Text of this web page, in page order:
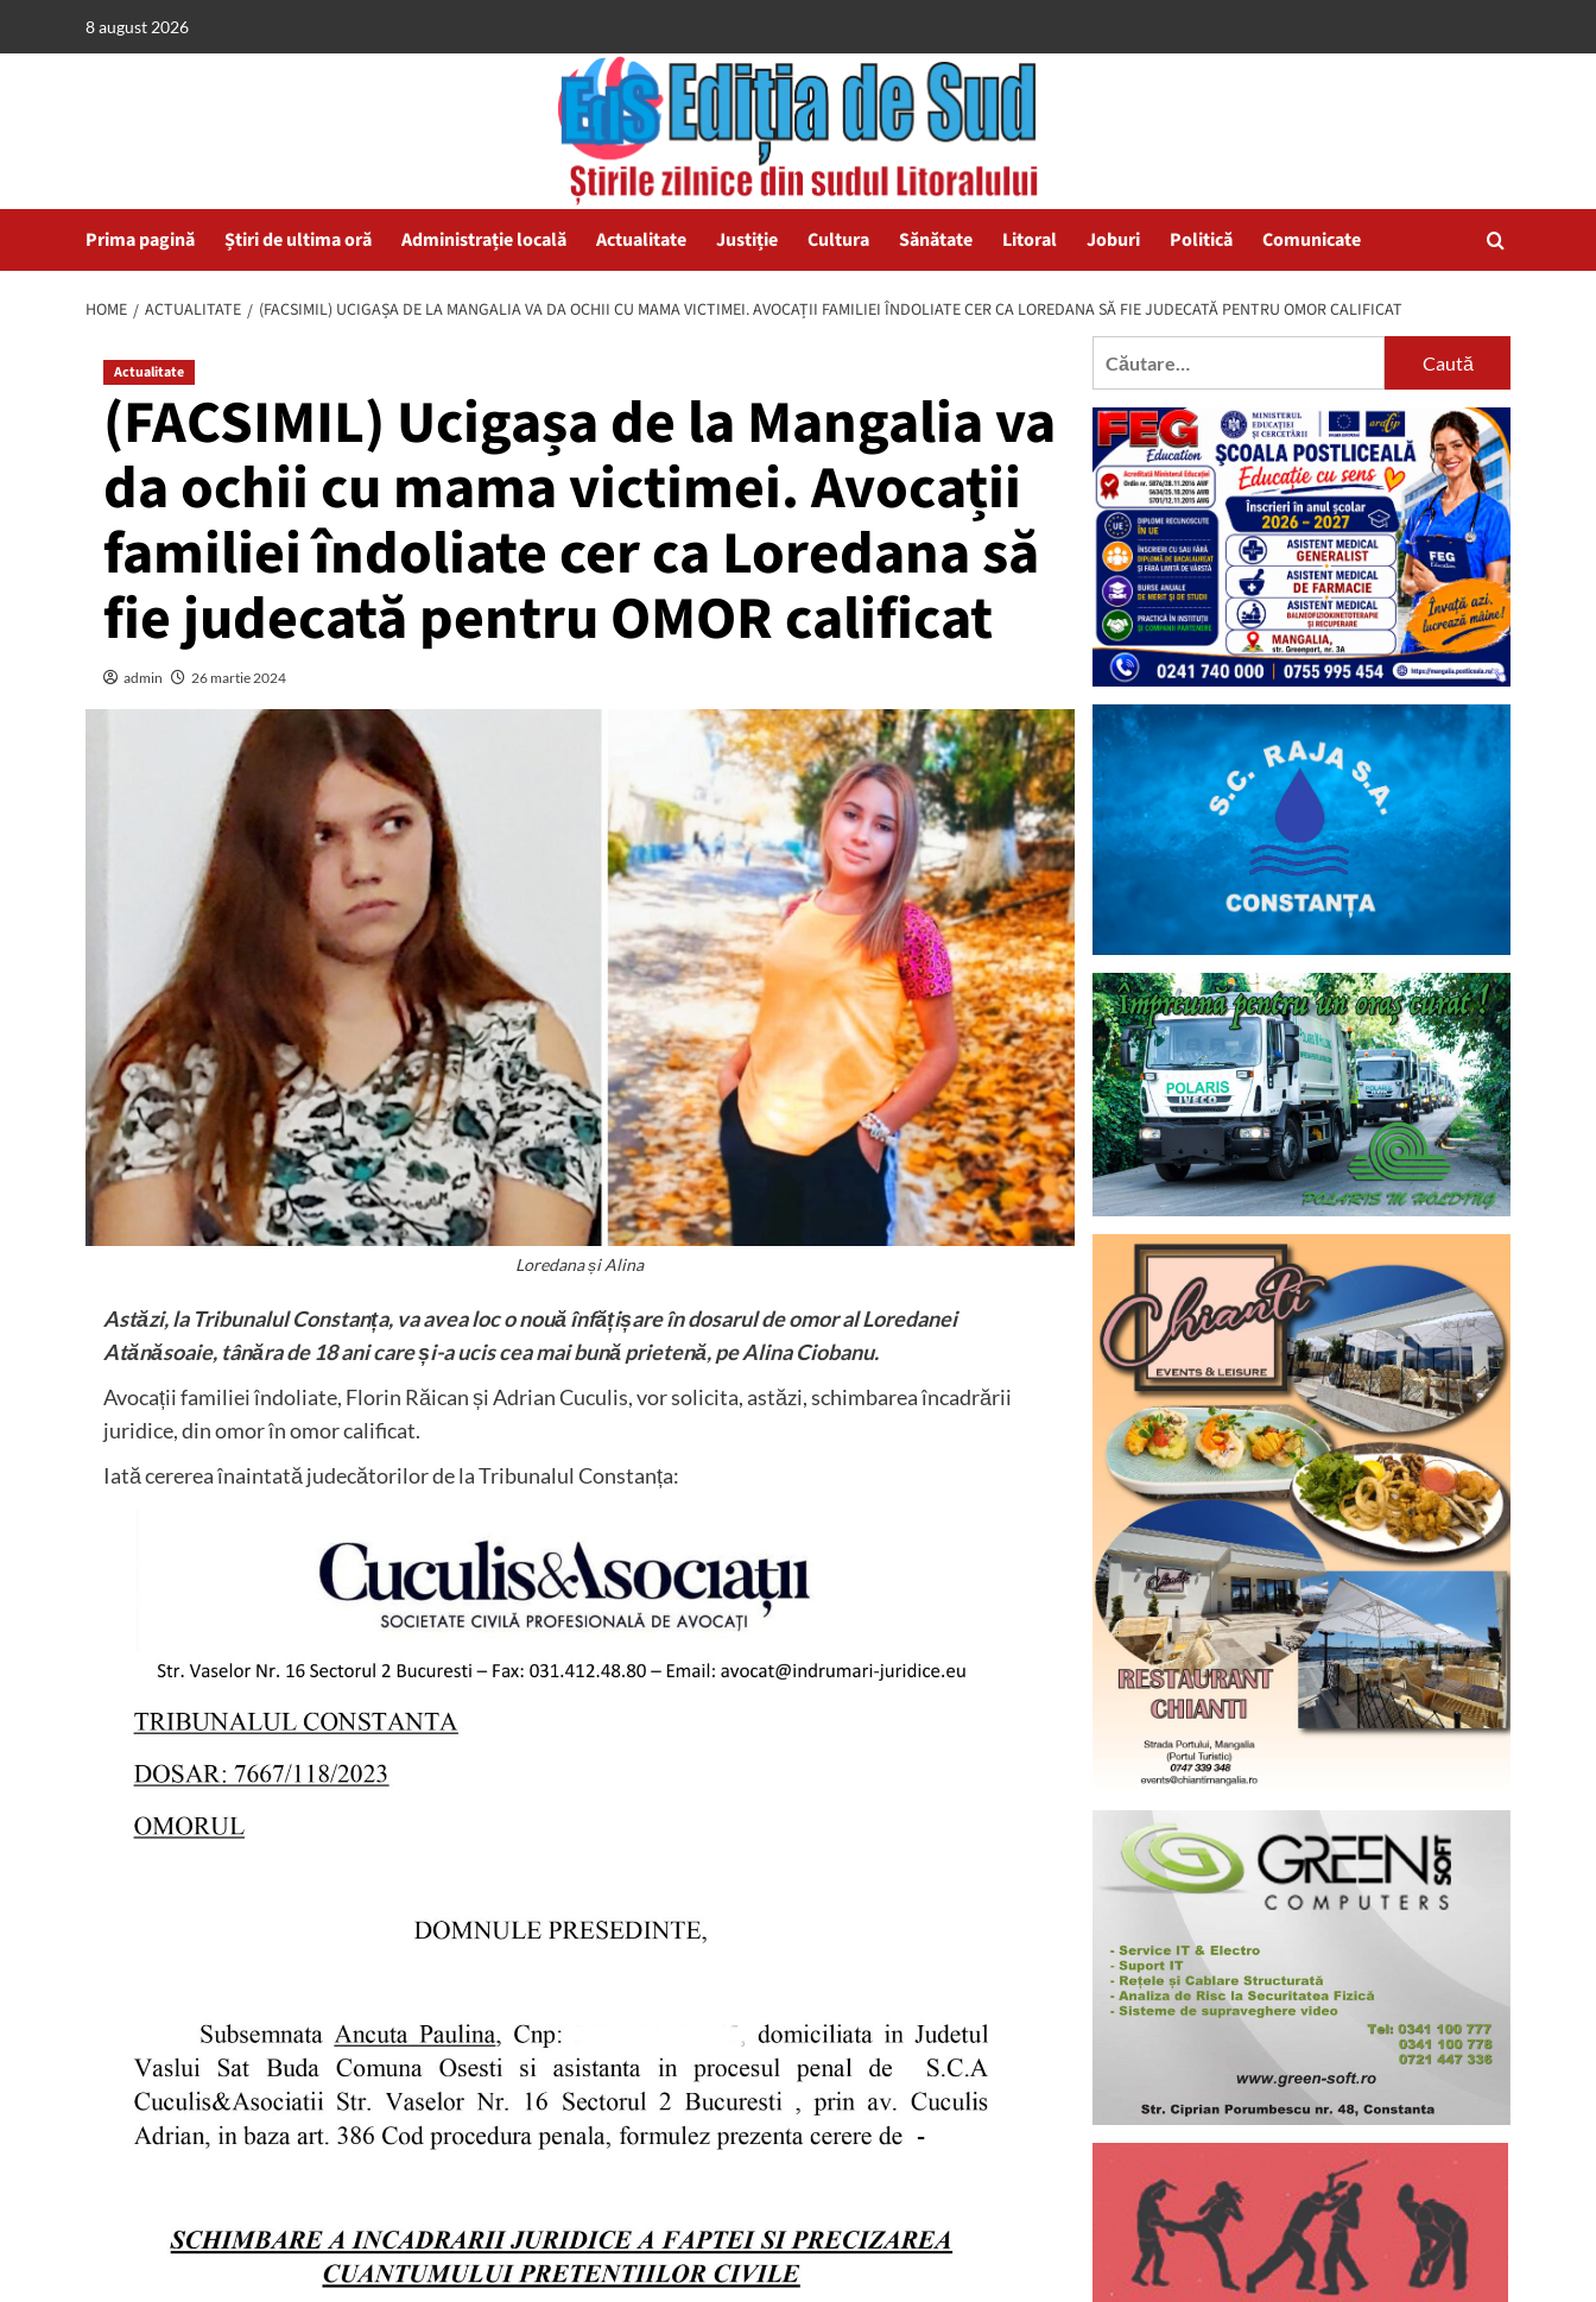
8 august 2026
Prima pagină Știri de ultima oră Administrație locală Actualitate Justiție Cultura Sănătate Litoral Joburi Politică Comunicate
HOME ACTUALITATE (FACSIMIL) UCIGAȘA DE LA MANGALIA VA DA OCHII CU MAMA VICTIMEI. AVOCAȚII FAMILIEI ÎNDOLIATE CER CA LOREDANA SĂ FIE JUDECATĂ PENTRU OMOR CALIFICAT
Actualitate
(FACSIMIL) Ucigașa de la Mangalia va
da ochii cu mama victimei. Avocații
familiei îndoliate cer ca Loredana să
fie judecată pentru OMOR calificat
admin 26 martie 2024
Loredana și Alina
Astăzi, la Tribunalul Constanța, va avea loc o nouă înfățișare în dosarul de omor al Loredanei
Atănăsoaie, tânăra de 18 ani care și-a ucis cea mai bună prietenă, pe Alina Ciobanu.
Avocații familiei îndoliate, Florin Răican și Adrian Cuculis, vor solicita, astăzi, schimbarea încadrării
juridice, din omor în omor calificat.
Iată cererea înaintată judecătorilor de la Tribunalul Constanța:
Caută